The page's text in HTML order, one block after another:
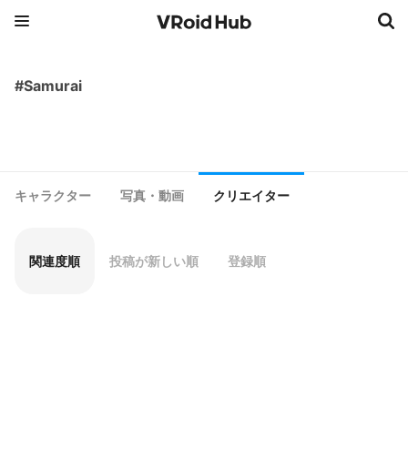
#Samurai
キャラクター 写真・動画 クリエイター
関連度順 投稿が新しい順 登録順